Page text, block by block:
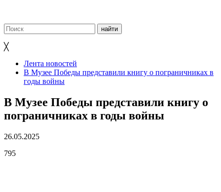
╳
Лента новостей
В Музее Победы представили книгу о пограничниках в
годы войны
В Музее Победы представили книгу о
пограничниках в годы войны
26.05.2025
795